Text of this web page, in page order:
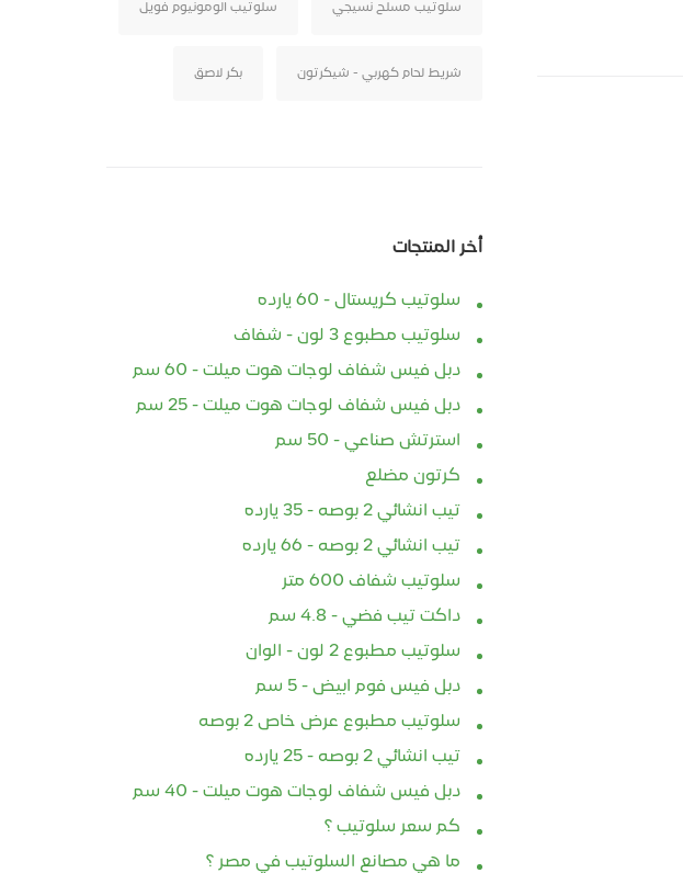
سلوتيب مسلح نسيجي سلوتيب الومونيوم فويل
شريط لحام كهربي - شيكرتون بكر لاصق
أخر المنتجات
سلوتيب كريستال - 60 يارده
سلوتيب مطبوع 3 لون - شفاف
دبل فيس شفاف لوجات هوت ميلت - 60 سم
دبل فيس شفاف لوجات هوت ميلت - 25 سم
استرتش صناعي - 50 سم
كرتون مضلع
تيب انشائي 2 بوصه - 35 يارده
تيب انشائي 2 بوصه - 66 يارده
سلوتيب شفاف 600 متر
داكت تيب فضي - 4.8 سم
سلوتيب مطبوع 2 لون - الوان
دبل فيس فوم ابيض - 5 سم
سلوتيب مطبوع عرض خاص 2 بوصه
تيب انشائي 2 بوصه - 25 يارده
دبل فيس شفاف لوجات هوت ميلت - 40 سم
كم سعر سلوتيب ؟
ما هي مصانع السلوتيب في مصر ؟